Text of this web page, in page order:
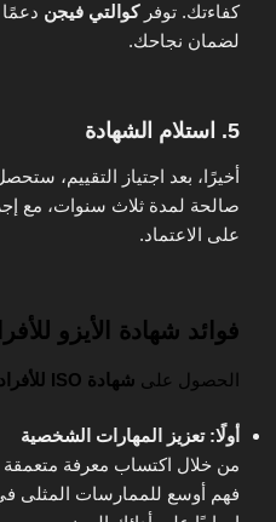
كفاءتك. توفركوالتي فيجن
لضمان نجاحك.
5. استلام الشهادة
أخيرًا، بعد اجتياز التقييم،
صالحة لمدة ثلاث سنوات، مع
على الاعتماد.
فوائد شهادة الأيزو
الحصول على شهادة ISO للأفراد
أولًا: تعزيز المهارات الشخصية
من خلال اكتساب معرفة متعمقة
فهم أوسع للممارسات المثلى